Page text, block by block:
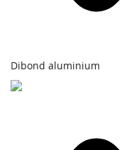
Dibond aluminium